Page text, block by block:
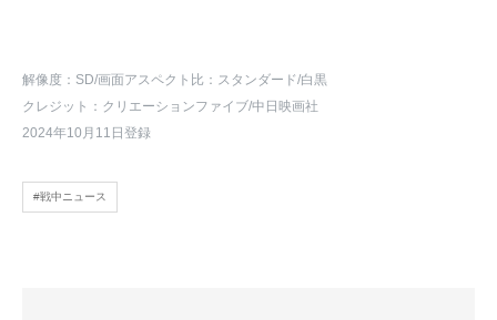
解像度：SD/画面アスペクト比：スタンダード/白黒
クレジット：クリエーションファイブ/中日映画社
2024年10月11日登録
#戦中ニュース